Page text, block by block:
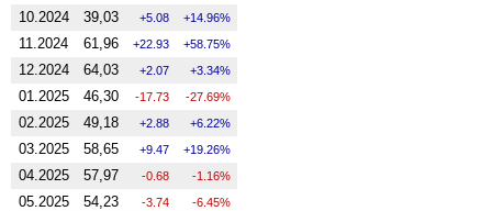
10.2024 39,03 5.08 14.96%
11.2024 61,96 22.93 58.75%
12.2024 64,03 2.07 3.34%
01.2025 46,30 -17.73 -27.69%
02.2025 49,18 2.88 6.22%
03.2025 58,65 9.47 19.26%
04.2025 57,97 -0.68 -1.16%
05.2025 54,23 -3.74 -6.45%